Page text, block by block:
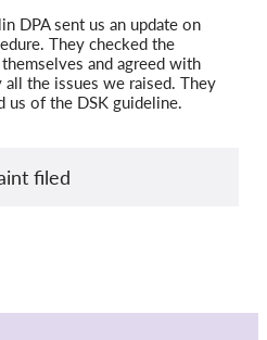
DPA sent us an update on
They checked the
and agreed with
all the issues we raised. They
us of the DSK guideline.
filed